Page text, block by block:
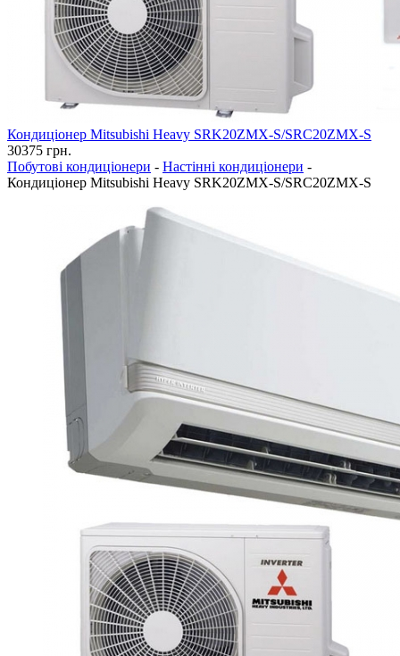
Кондиціонер Mitsubishi Heavy SRK20ZMX-S/SRC20ZMX-S
30375 грн.
Побутові кондиціонери - Настінні кондиціонери -
Кондиціонер Mitsubishi Heavy SRK20ZMX-S/SRC20ZMX-S